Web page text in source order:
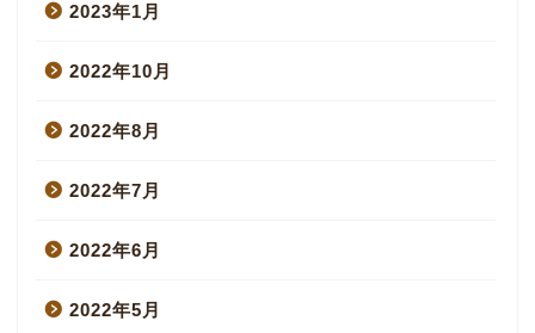
2023年1月
2022年10月
2022年8月
2022年7月
2022年6月
2022年5月